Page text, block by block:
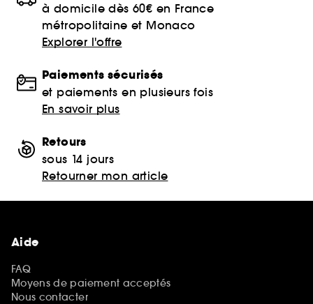
à domicile dès 60€ en France
métropolitaine et Monaco
Explorer l'offre
Paiements sécurisés
et paiements en plusieurs fois
En savoir plus
Retours
sous 14 jours
Retourner mon article
Aide
FAQ
Moyens de paiement acceptés
Nous contacter